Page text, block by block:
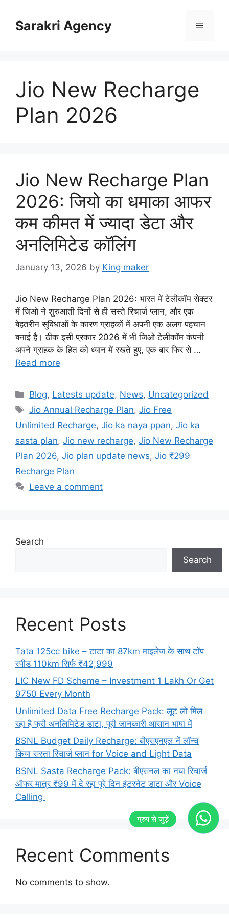
contentSarakri Agency Menu
Jio New Recharge
Plan 2026
Jio New Recharge Plan
2026: जियो का धमाका आफर
कम कीमत में ज्यादा डेटा और
अनलिमिटेड कॉलिंग
January 13, 2026 by King maker
Jio New Recharge Plan 2026: भारत में टेलीकॉम सेक्टर
में जिओ ने शुरुआती दिनों से ही सस्ते रिचार्ज प्लान, और एक
बेहतरीन सुविधाओं के कारण ग्राहकों में अपनी एक अलग पहचान
बनाई है। ठीक इसी प्रकार 2026 में भी जिओ टेलीकॉम कंपनी
अपने ग्राहक के हित को ध्यान में रखते हुए, एक बार फिर से …
Read more
Categories
Blog, Latests update, News, Uncategorized
Tags
Jio Annual Recharge Plan,Jio Free
Unlimited Recharge, Jio ka naya ppan, Jio ka
sasta plan, Jio new recharge, Jio New Recharge
Plan 2026, Jio plan update news, Jio ₹299
Recharge Plan
Leave a comment
Search
Search
Recent Posts
Tata 125cc bike – टाटा का 87km माइलेज के साथ टॉप
स्पीड 110km सिर्फ ₹42,999
LIC New FD Scheme – Investment 1 Lakh Or Get
9750 Every Month
Unlimited Data Free Recharge Pack: लूट लो मिल
रहा है फ्री अनलिमिटेड डाटा, पूरी जानकारी आसान भाषा में
BSNL Budget Daily Recharge: बीएसएनएल नें लॉन्च
किया सस्ता रिचार्ज प्लान for Voice and Light Data
BSNL Sasta Recharge Pack: बीएसनल का नया रिचार्ज
ऑफर मात्र ₹99 में दे रहा पूरे दिन इंटरनेट डाटा और Voice
Calling
Recent Comments
No comments to show.